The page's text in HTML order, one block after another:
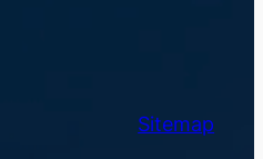
Sitemap